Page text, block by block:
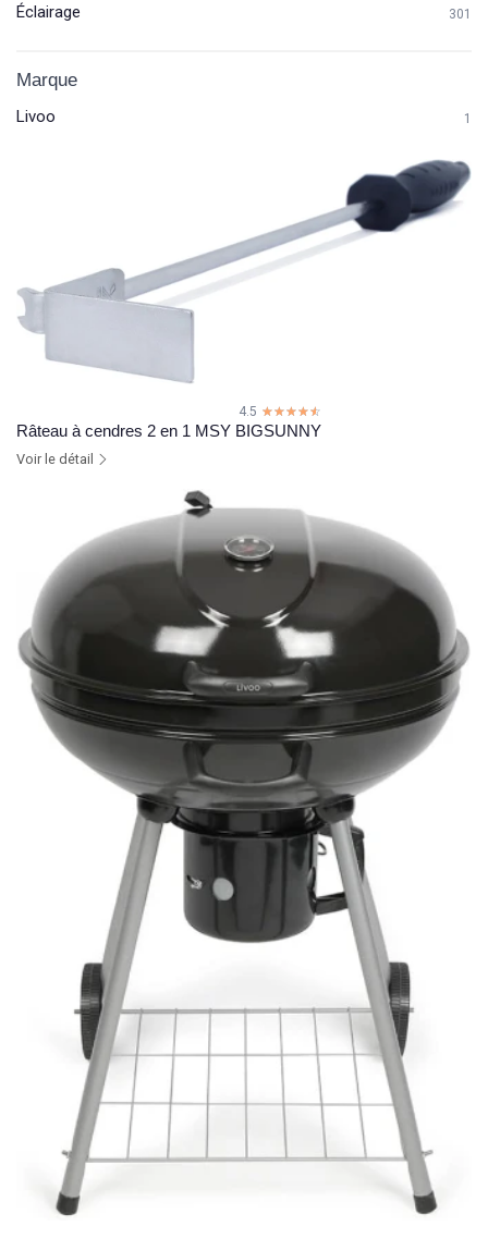
Éclairage 301
Marque
Livoo 1
4.5 ☆☆☆☆☆
★★★★★
Râteau à cendres 2 en 1 MSY BIGSUNNY
Voir le détail